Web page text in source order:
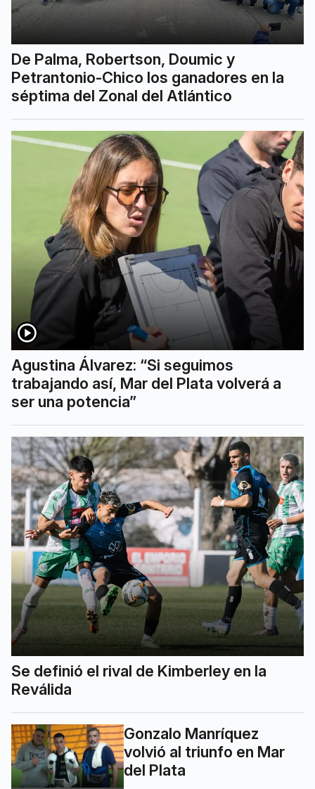
De Palma, Robertson, Doumic y
Petrantonio-Chico los ganadores en la
séptima del Zonal del Atlántico
Agustina Álvarez: “Si seguimos
trabajando así, Mar del Plata volverá a
ser una potencia”
Se definió el rival de Kimberley en la
Reválida
Gonzalo Manríquez
volvió al triunfo en Mar
del Plata